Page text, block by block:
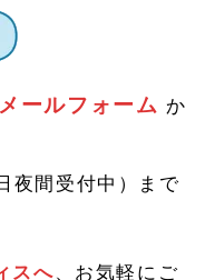
ールフォーム か
夜間受付中）まで
スへ、お気軽にご